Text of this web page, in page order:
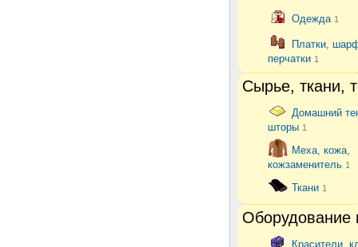
Одежда 1
Платки,
перчатки 1
Сырье, ткани,
Домашний
шторы 1
Меха, кожа,
кожзаменитель 1
Ткани 1
Оборудование
Красители,